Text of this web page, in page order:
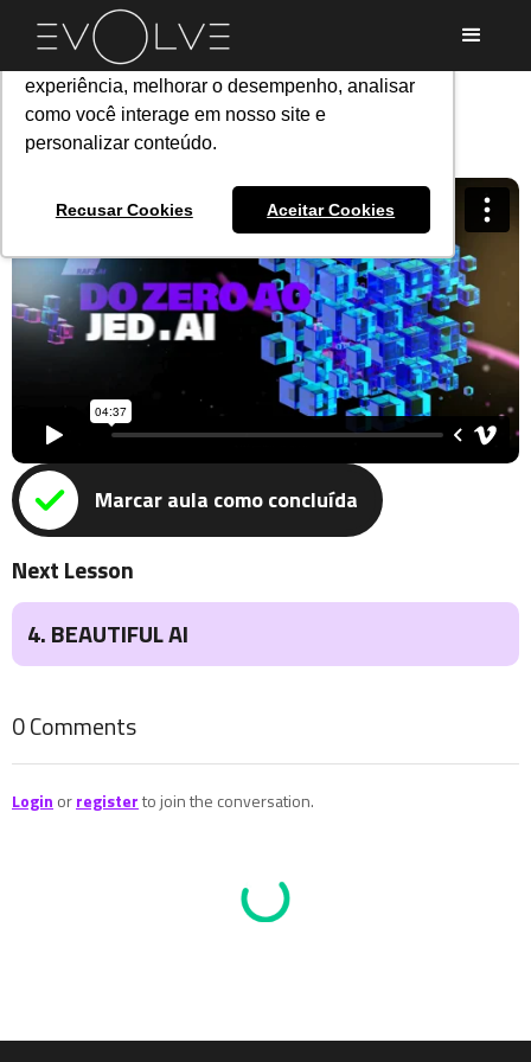
Utilizamos cookies para oferecer melhor
experiência, melhorar o desempenho, analisar
como você interage em nosso site e
personalizar conteúdo.
Recusar Cookies Aceitar Cookies
Curso
Do Zero ao Jed.AI
PROGRESS
All lessons
0. Dicas e pré-sets
1. Chat GPT
2. CLAUDE
Current
3. GAMMA
4. BEAUTIFUL AI
5. AKKIO
7. CLIPDROP
8. CAPTIONS
3. GAMMA
Marcar aula como concluída
Next Lesson
4. BEAUTIFUL AI
0Comments
Login orregisterto join the conversation.